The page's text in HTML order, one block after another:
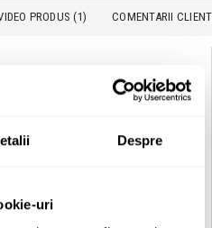
Despre
uri
PRODUS (1) COMENTARII